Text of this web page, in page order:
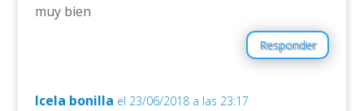
muy bien
Responder
Icela bonilla el 23/06/2018 a las 23:17